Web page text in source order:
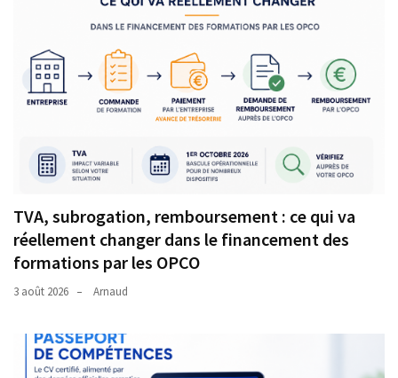
TVA, subrogation, remboursement : ce qui va
réellement changer dans le financement des
formations par les OPCO
3 août 2026 Arnaud